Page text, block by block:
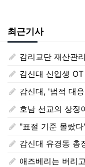
최근기사
감리교단 재산관
감신대 신입생 OT
감신대, '법적 대응'
호남 선교의 상징
"표절 기준 몰랐
감신대 유경동 총장 '악의적
애즈베리는 버리